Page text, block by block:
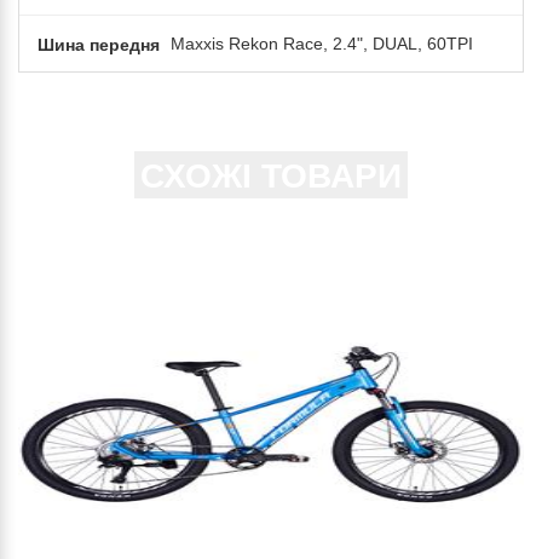
Шина передня Maxxis Rekon Race, 2.4", DUAL, 60TPI